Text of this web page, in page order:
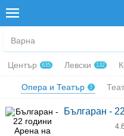
Варна
Център 635 Левски 132
Опера и Театър 3
Българан -